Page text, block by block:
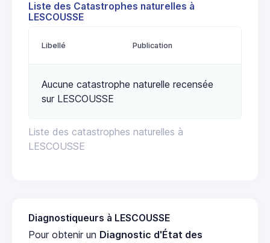
Liste des Catastrophes naturelles à
LESCOUSSE
Liste des catastrophes naturelles à
LESCOUSSE
Libellé Publication
Aucune catastrophe naturelle recensée
sur LESCOUSSE
Diagnostiqueurs à LESCOUSSE
Pour obtenir un Diagnostic d'État des